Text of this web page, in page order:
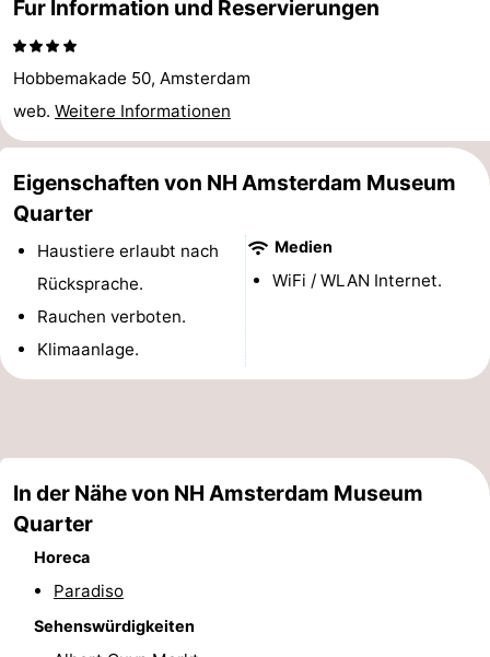
Zentrum
und
Parks
Stadtviertel
Umgebung
-
Nordholland
-
Südholland
Praktisch
Forum
Őffentliche
Schiphol
Eindhoven
Parken
Fur Information und Reservierungen
Hobbemakade 50, Amsterdam
web. Weitere Informationen
Eigenschaften von NH Amsterdam Museum
Quarter
Haustiere erlaubt nach
Rücksprache.
Rauchen verboten.
Klimaanlage.
Medien
WiFi / WLAN Internet.
In der Nähe von NH Amsterdam Museum
Quarter
Horeca
Paradiso
Sehenswürdigkeiten